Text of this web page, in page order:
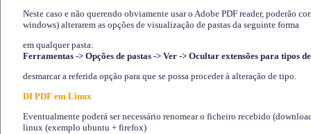
Neste caso e não querendo obviamente usar o Adobe PDF reader, poderão
windows) alterarem as opções de visualização de pastas da seguinte forma
em qualquer pasta:
Ferramentas -> Opções de pastas -> Ver -> Ocultar extensões para tipos
desmarcar a referida opção para que se possa proceder à alteração de tipo.
DI PDF em Linux
Eventualmente poderá ser necessário renomear o ficheiro recebido
linux (exemplo ubuntu + firefox)